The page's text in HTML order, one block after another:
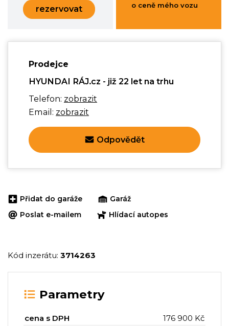
rezervovat o ceně mého vozu
Prodejce
HYUNDAI RÁJ.cz - již 22 let na trhu
Telefon: zobrazit
Email: zobrazit
Odpovědět
Přidat do garáže
Garáž
Poslat e-mailem
Hlídací autopes
Kód inzerátu: 3714263
Parametry
cena s DPH
176 900 Kč